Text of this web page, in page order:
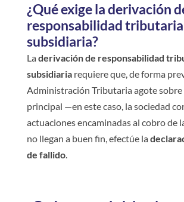
¿Qué exige la derivación
responsabilidad tributaria
subsidiaria?
Laderivación de responsabilidad
subsidiariarequiere que, de forma
Administración Tributaria agote sobre
principal —en este caso, la sociedad
actuaciones encaminadas al cobro de
no llegan a buen fin, efectúe la
de fallido.